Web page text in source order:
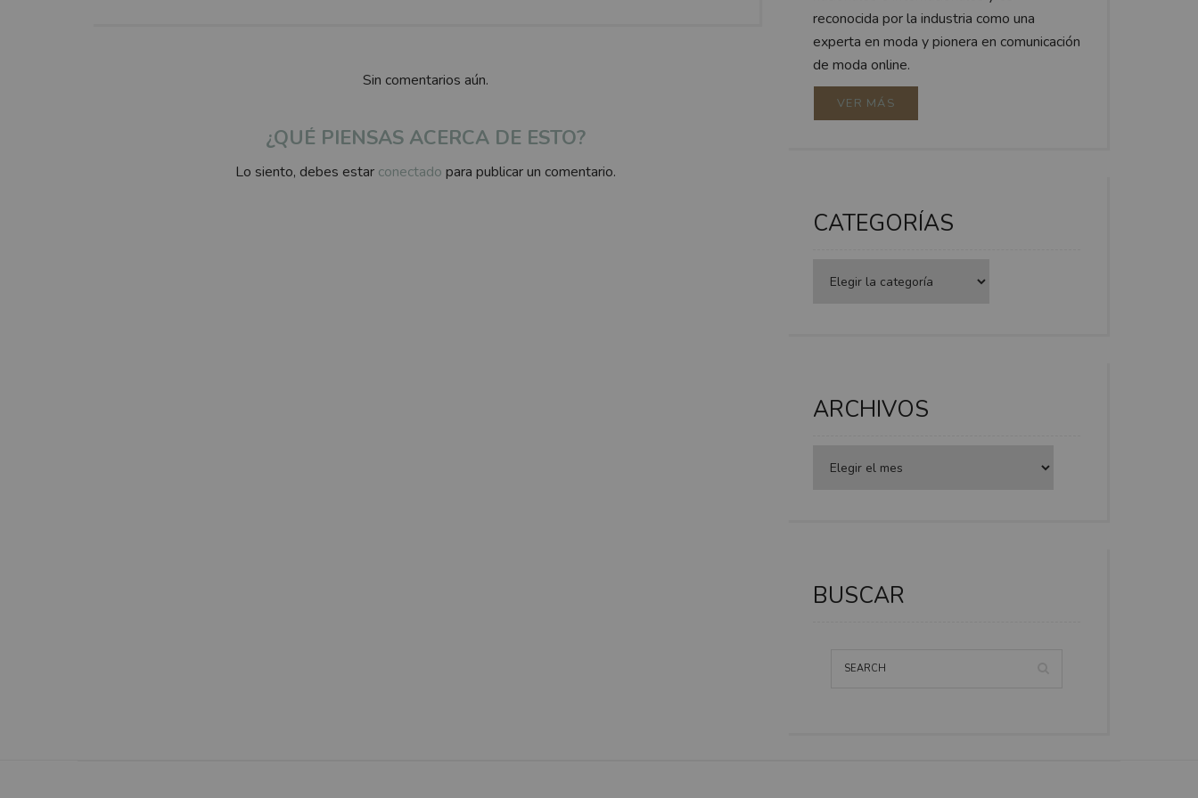
Sin comentarios aún.
¿QUÉ PIENSAS ACERCA DE ESTO?
Lo siento, debes estar conectado para publicar un comentario.
reconocida por la industria como una
experta en moda y pionera en comunicación
de moda online.
VER MÁS
CATEGORÍAS
ARCHIVOS
BUSCAR